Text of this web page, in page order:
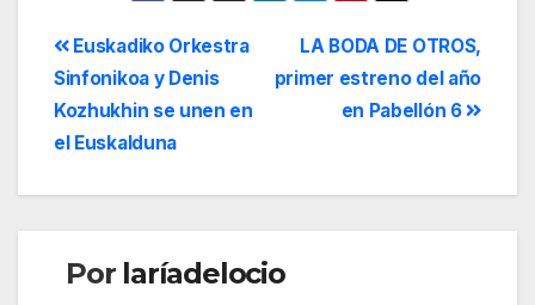
LA BODA DE OTROS,
primer estreno del año
en Pabellón 6
Euskadiko Orkestra
Sinfonikoa y Denis
Kozhukhin se unen en
el Euskalduna
Por laríadelocio